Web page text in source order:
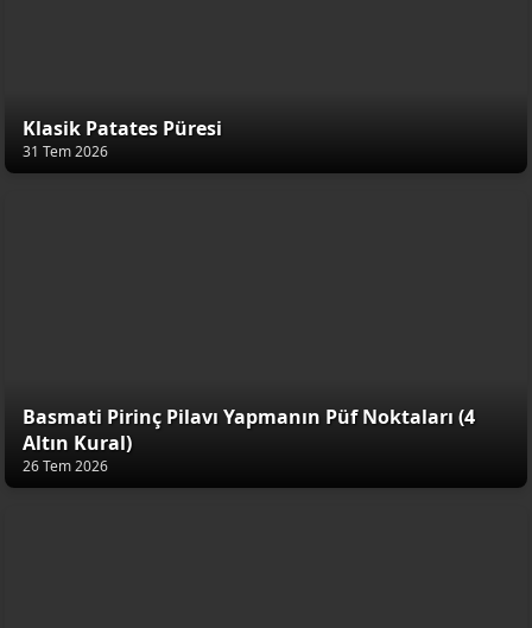
Klasik Patates Püresi
31 Tem 2026
Basmati Pirinç Pilavı Yapmanın Püf Noktaları (4
Altın Kural)
26 Tem 2026